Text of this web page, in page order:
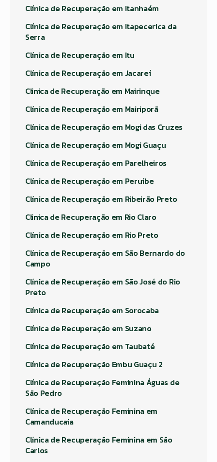
Clínica de Recuperação em Itanhaém
Clínica de Recuperação em Itapecerica da
Serra
Clínica de Recuperação em Itu
Clínica de Recuperação em Jacareí
Clinica de Recuperação em Mairinque
Clínica de Recuperação em Mairiporã
Clínica de Recuperação em Mogi das Cruzes
Clínica de Recuperação em Mogi Guaçu
Clínica de Recuperação em Parelheiros
Clínica de Recuperação em Peruíbe
Clínica de Recuperação em Ribeirão Preto
Clinica de Recuperação em Rio Claro
Clínica de Recuperação em Rio Preto
Clínica de Recuperação em São Bernardo do
Campo
Clínica de Recuperação em São José do Rio
Preto
Clínica de Recuperação em Sorocaba
Clínica de Recuperação em Suzano
Clínica de Recuperação em Taubaté
Clínica de Recuperação Embu Guaçu 2
Clínica de Recuperação Feminina Águas de
São Pedro
Clínica de Recuperação Feminina em
Camanducaia
Clínica de Recuperação Feminina em São
Carlos